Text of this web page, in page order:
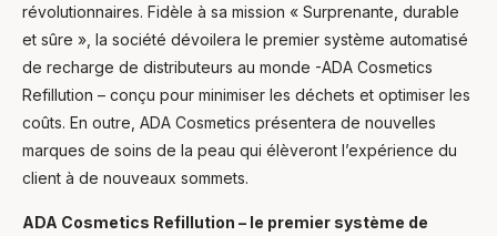
révolutionnaires. Fidèle à sa mission « Surprenante, durable
et sûre », la société dévoilera le premier système automatisé
de recharge de distributeurs au monde -ADA Cosmetics
Refillution – conçu pour minimiser les déchets et optimiser les
coûts. En outre, ADA Cosmetics présentera de nouvelles
marques de soins de la peau qui élèveront l’expérience du
client à de nouveaux sommets.
ADA Cosmetics Refillution – le premier système de